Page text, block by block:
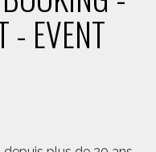
- EVENT